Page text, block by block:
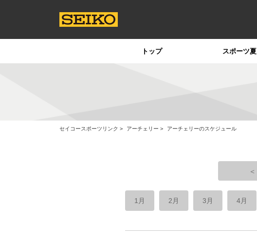
トップ スポーツ夏
セイコースポーツリンク アーチェリー アーチェリーのスケジュール
＜
1月 2月 3月 4月